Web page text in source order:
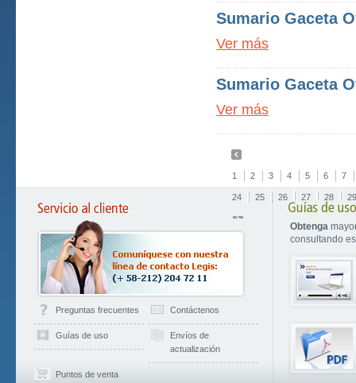
Sumario Gaceta
Ver más
Sumario Gaceta
Ver más
1 2 3 4 5 6 7
24 25 26 27 28 29
Preguntas frecuentes Contáctenos
Guías de uso
Envíos de
actualización
Puntos de venta
Obtenga
consultando